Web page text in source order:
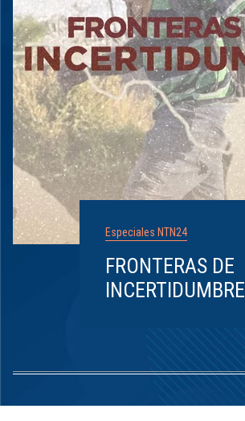
Especiales NTN24
FRONTERAS DE
INCERTIDUMBRE
1